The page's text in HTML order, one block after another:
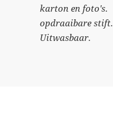
karton en foto's.
opdraaibare stift.
Uitwasbaar.